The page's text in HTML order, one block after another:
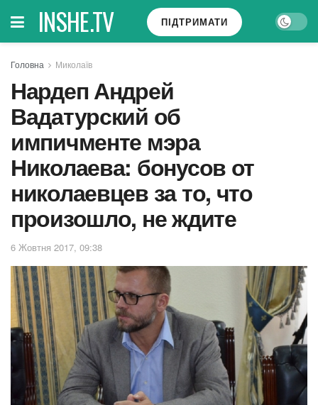
INSHE.TV ПІДТРИМАТИ
Головна Миколаїв
Нардеп Андрей
Вадатурский об
импичменте мэра
Николаева: бонусов от
николаевцев за то, что
произошло, не ждите
6 Жовтня 2017, 09:38